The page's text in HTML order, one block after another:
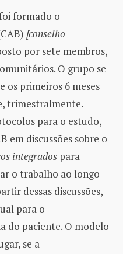
formado o
[conselho
por sete membros,
O grupo se
os primeiros 6 meses
trimestralmente.
para o estudo,
em discussões sobre o
integrados para
o trabalho ao longo
dessas discussões,
para o
do paciente. O modelo
se a